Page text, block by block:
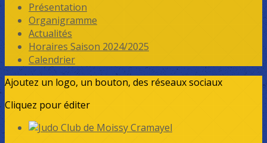
Présentation
Organigramme
Actualités
Horaires Saison 2024/2025
Calendrier
Ajoutez un logo, un bouton, des réseaux sociaux
Cliquez pour éditer